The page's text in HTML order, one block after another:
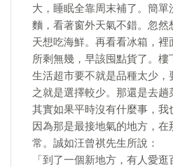
大，睡眠全靠周末補了。簡
麵，看著窗外天氣不錯。忽然
天想吃海鮮。再看看冰箱，
所剩無幾，早該囤點貨了。
生活超市要不就是品種太少
之就是選擇較少。那還是去趟
其實如果平時沒有什麼事，我
因為那是最接地氣的地方，在
常。誠如汪曾祺先生所說：
「到了一個新地方，有人愛